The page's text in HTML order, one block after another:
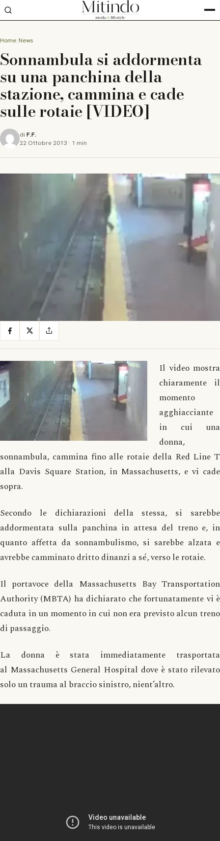
Home News
Sonnambula si addormenta
su una panchina della
stazione, cammina e cade
sulle rotaie [VIDEO]
di F.F.
22 Ottobre 2013 · 1 min
Il video mostra
chiaramente il
momento
agghiacciante
in cui una
donna,
sonnambula, cammina fino alle rotaie della Red Line T
alla Davis Square Station, in Massachusetts, e vi cade
sopra.
Secondo le dichiarazioni della stessa, si sarebbe
addormentata sulla panchina in attesa del treno e, in
quanto affetta da sonnambulismo, si sarebbe alzata e
avrebbe camminato dritto dinanzi a sé, verso le rotaie.
Il portavoce della Massachusetts Bay Transportation
Authority (MBTA) ha dichiarato che fortunatamente vi è
caduta in un momento in cui non era previsto alcun treno
di passaggio.
La donna è stata immediatamente trasportata
al Massachusetts General Hospital dove è stato rilevato
solo un trauma al braccio sinistro, nient’altro.